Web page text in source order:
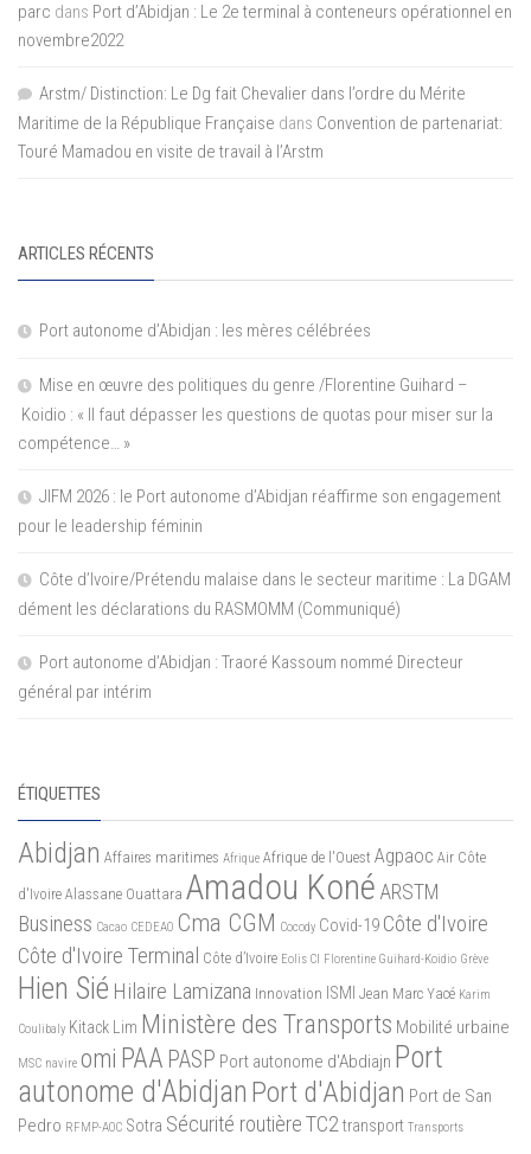
parc dans Port d’Abidjan : Le 2e terminal à conteneurs opérationnel en
novembre2022
Arstm/ Distinction: Le Dg fait Chevalier dans l’ordre du Mérite
Maritime de la République Française dans Convention de partenariat:
Touré Mamadou en visite de travail à l’Arstm
ARTICLES RÉCENTS
Port autonome d’Abidjan : les mères célébrées
Mise en œuvre des politiques du genre /Florentine Guihard –
Koidio : « Il faut dépasser les questions de quotas pour miser sur la
compétence… »
JIFM 2026 : le Port autonome d’Abidjan réaffirme son engagement
pour le leadership féminin
Côte d’Ivoire/Prétendu malaise dans le secteur maritime : La DGAM
dément les déclarations du RASMOMM (Communiqué)
Port autonome d’Abidjan : Traoré Kassoum nommé Directeur
général par intérim
ÉTIQUETTES
Abidjan Affaires maritimes Afrique Afrique de l'Ouest Agpaoc Air Côte
d'Ivoire Alassane Ouattara Amadou Koné ARSTM
Business Cacao CEDEAO Cma CGM Cocody Covid-19 Côte d'Ivoire
Côte d'Ivoire Terminal Côte d’Ivoire Eolis CI Florentine Guihard-Koidio Grève
Hien Sié Hilaire Lamizana Innovation ISMI Jean Marc Yacé Karim
Coulibaly Kitack Lim Ministère des Transports Mobilité urbaine
MSC navire omi PAA PASP Port autonome d'Abdiajn Port
autonome d'Abidjan Port d'Abidjan Port de San
Pedro RFMP-AOC Sotra Sécurité routièreTC2transport Transports